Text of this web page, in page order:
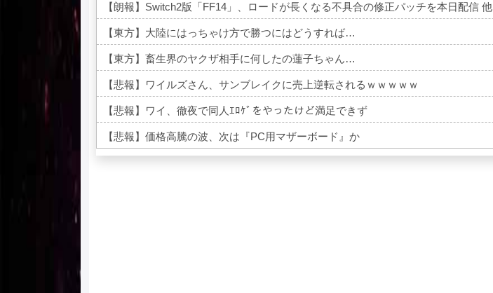
【朗報】Switch2版「FF14」、ロードが長くなる不具合の修正パッチを本日配信 他
【東方】大陸にはっちゃけ方で勝つにはどうすれば…
【東方】畜生界のヤクザ相手に何したの蓮子ちゃん…
【悲報】ワイルズさん、サンブレイクに売上逆転されるｗｗｗｗｗ
【悲報】ワイ、徹夜で同人ｴﾛｹﾞをやったけど満足できず
【悲報】価格高騰の波、次は『PC用マザーボード』か